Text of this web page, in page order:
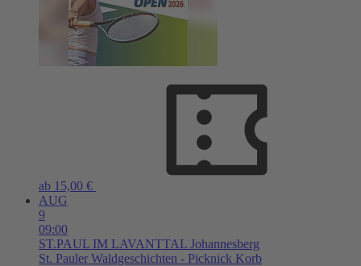
ab 15,00 €
AUG
9
09:00
ST.PAUL IM LAVANTTAL Johannesberg
St. Pauler Waldgeschichten - Picknick Korb